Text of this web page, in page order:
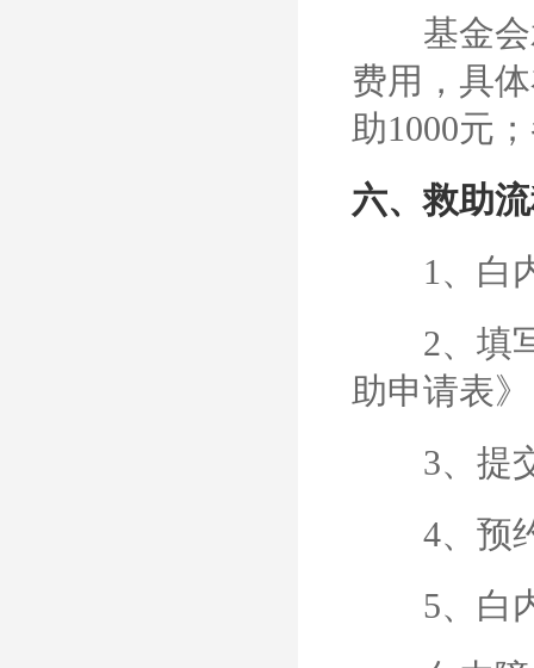
基金
费用，具
助1000元
六、救助
1、白内
2、填写
助申请表》
3、提交
4、预
5、白内